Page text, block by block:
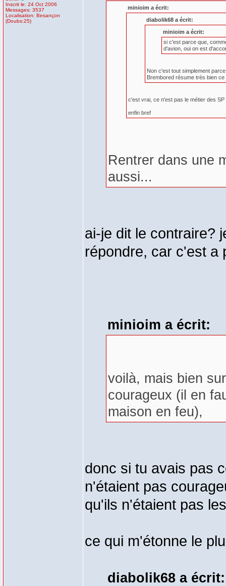
Inscrit le: 24 Oct 2006
Messages: 3537
Localisation: Besançon
(Doubs:25)
minioim a écrit:
diabolik68 a écrit:
minioim a écrit:
si c'est parce que,
d'avion, oui on est
Non c'est tout simplement
Brembored résume très bien
c'est vrai, ce n'est pas le métier des
enfin bref
Rentrer dans une
aussi...
ai-je dit le contraire?
répondre, car c'est a
minioim a écrit:
voilà, mais bien
courageux (il en
maison en feu),
donc si tu avais pas
n'étaient pas
qu'ils n'étaient pas
ce qui m'étonne le
diabolik68 a écrit: